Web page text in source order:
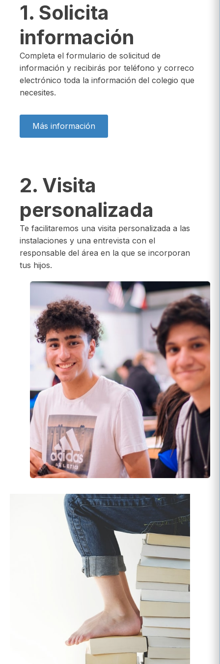
1. Solicita
información
Completa el formulario de solicitud de
información y recibirás por teléfono y correco
electrónico toda la información del colegio que
necesites.
Más información
2. Visita
personalizada
Te facilitaremos una visita personalizada a las
instalaciones y una entrevista con el
responsable del área en la que se incorporan
tus hijos.